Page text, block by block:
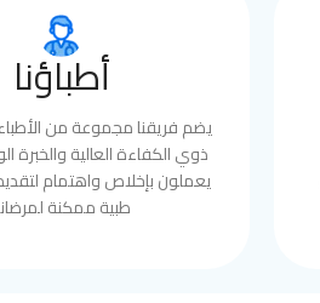
أطباؤنا
يضم فريقنا مجموعة من
ذوي الكفاءة العالية والخبرة
يعملون بإخلاص واهتمام
طبية ممكنة